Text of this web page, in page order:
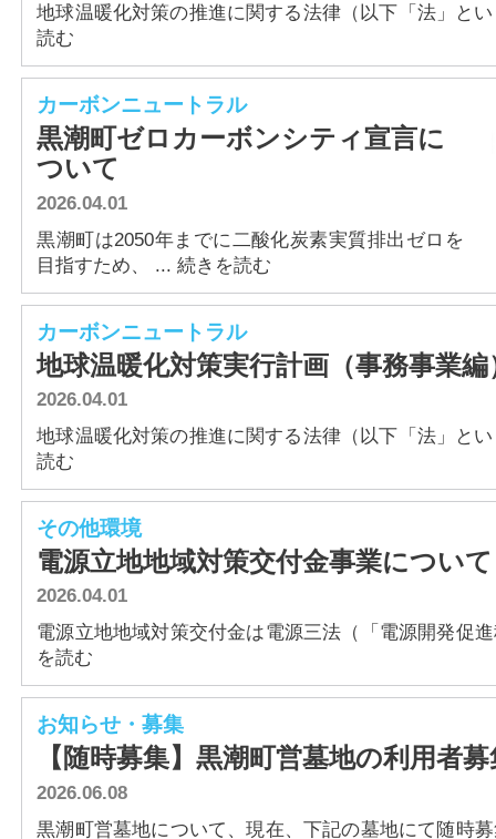
地球温暖化対策の推進に関する法律（以下「法」と
読む
カーボンニュートラル
黒潮町ゼロカーボンシティ宣言に
ついて
2026.04.01
黒潮町は2050年までに二酸化炭素実質排出ゼロを
目指すため、 ... 続きを読む
カーボンニュートラル
地球温暖化対策実行計画（事務事業編
2026.04.01
地球温暖化対策の推進に関する法律（以下「法」と
読む
その他環境
電源立地地域対策交付金事業について
2026.04.01
電源立地地域対策交付金は電源三法（「電源開発促
を読む
お知らせ・募集
【随時募集】黒潮町営墓地の利用者
2026.06.08
黒潮町営墓地について、現在、下記の墓地にて随時